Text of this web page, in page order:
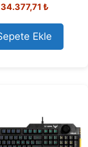
o
t
o
f
5
34.377,71 ₺
Ekle